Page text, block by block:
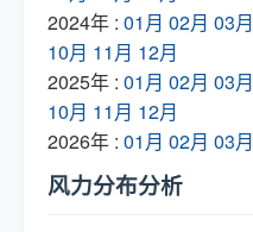
2024年 : 01月 02月 03月
10月 11月 12月
2025年 : 01月 02月 03月
10月 11月 12月
2026年 : 01月 02月 03月
风力分布分析